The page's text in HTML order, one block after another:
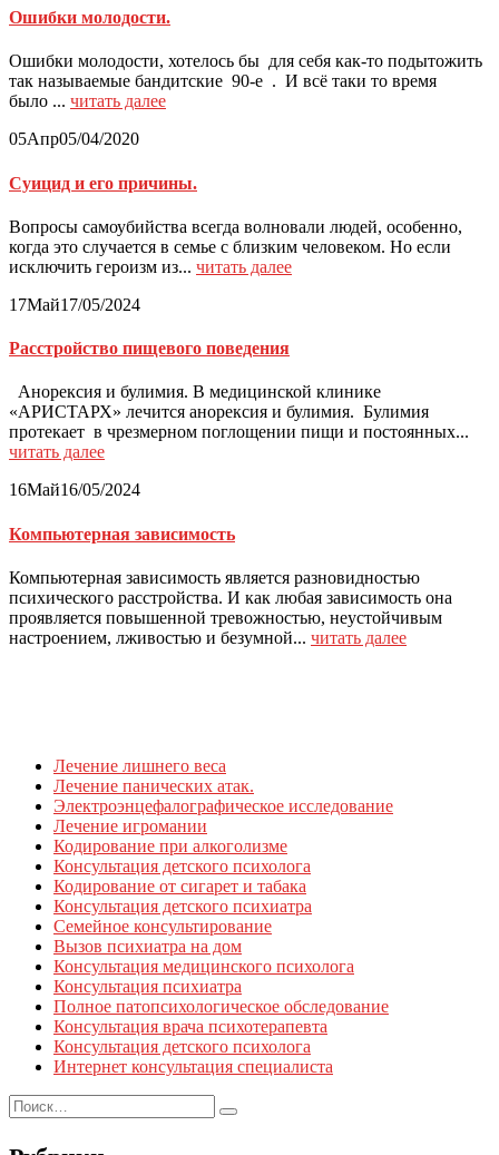
Ошибки молодости.
Ошибки молодости, хотелось бы для себя как-то подытожить
так называемые бандитские 90-е . И всё таки то время
было ... читать далее
05Апр05/04/2020
Суицид и его причины.
Вопросы самоубийства всегда волновали людей, особенно,
когда это случается в семье с близким человеком. Но если
исключить героизм из... читать далее
17Май17/05/2024
Расстройство пищевого поведения
Анорексия и булимия. В медицинской клинике
«АРИСТАРХ» лечится анорексия и булимия. Булимия
протекает в чрезмерном поглощении пищи и постоянных...
читать далее
16Май16/05/2024
Компьютерная зависимость
Компьютерная зависимость является разновидностью
психического расстройства. И как любая зависимость она
проявляется повышенной тревожностью, неустойчивым
настроением, лживостью и безумной... читать далее
Лечение лишнего веса
Лечение панических атак.
Электроэнцефалографическое исследование
Лечение игромании
Кодирование при алкоголизме
Консультация детского психолога
Кодирование от сигарет и табака
Консультация детского психиатра
Семейное консультирование
Вызов психиатра на дом
Консультация медицинского психолога
Консультация психиатра
Полное патопсихологическое обследование
Консультация врача психотерапевта
Консультация детского психолога
Интернет консультация специалиста